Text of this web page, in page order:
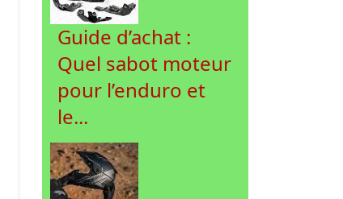
Guide d’achat :
Quel sabot moteur
pour l’enduro et
le...